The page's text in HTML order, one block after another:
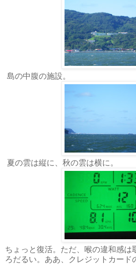
島の中腹の施設。
夏の雲は縦に、秋の雲は横に。
ちょっと復活。ただ、喉の違和感は
ろだるい。ああ、クレジットカード